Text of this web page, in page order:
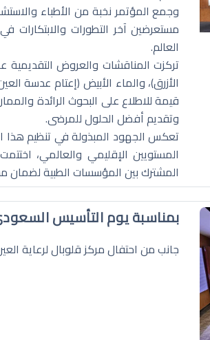
وجمع المؤتمر نخبة من الأطباء
مستعرضين آخر التطورات والابتكارات
العالم.
تركزت المناقشات والعروض التقديمية
قيمة للاطلاع على البحوث الرائدة
وتقديم أفضل الحلول للمرضى.
تعكس الجهود المبذولة في تنظيم هذا
المستويين الإقليمي والعالمي،
المشترك بين المؤسسات الطبية لضمان
بمناسبة يوم التأسيس السعودي
جانب من احتفال مركز قلوبال لرعاية